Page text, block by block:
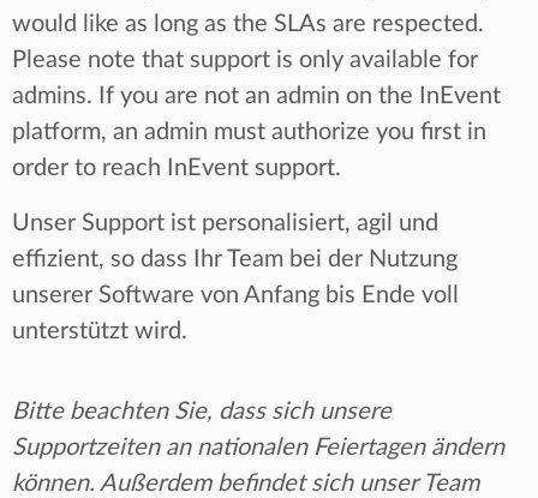
would like as long as the SLAs are respected.
Please note that support is only available for
admins. If you are not an admin on the InEvent
platform, an admin must authorize you first in
order to reach InEvent support.
Unser Support ist personalisiert, agil und
effizient, so dass Ihr Team bei der Nutzung
unserer Software von Anfang bis Ende voll
unterstützt wird.
Bitte beachten Sie, dass sich unsere
Supportzeiten an nationalen Feiertagen ändern
können. Außerdem befindet sich unser Team